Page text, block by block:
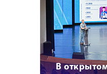
В